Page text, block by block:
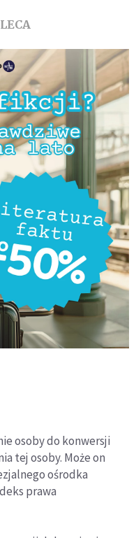
osoby do konwersji
tej osoby. Może on
ośrodka
prawa